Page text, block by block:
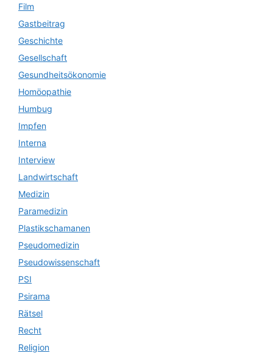
Film
Gastbeitrag
Geschichte
Gesellschaft
Gesundheitsökonomie
Homöopathie
Humbug
Impfen
Interna
Interview
Landwirtschaft
Medizin
Paramedizin
Plastikschamanen
Pseudomedizin
Pseudowissenschaft
PSI
Psirama
Rätsel
Recht
Religion